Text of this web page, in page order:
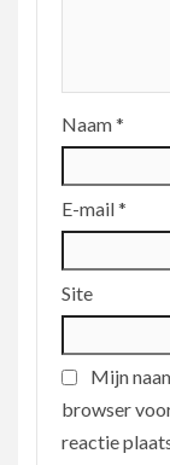
Naam*
E-mail*
Site
Mijn
browser
reactie